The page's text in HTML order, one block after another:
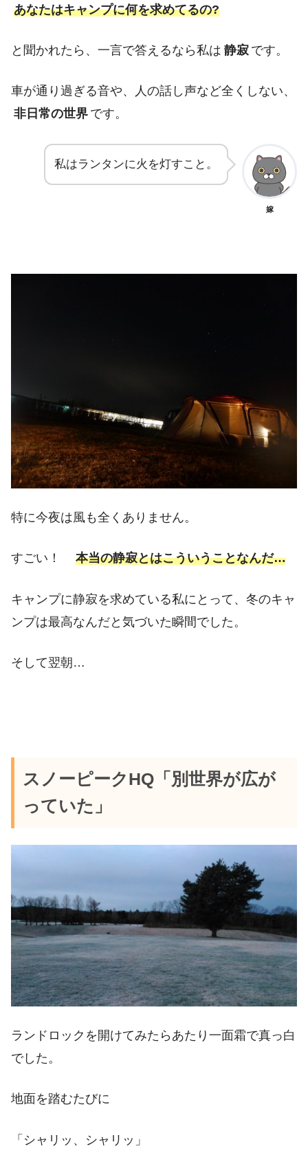
あなたはキャンプに何を求めてるの?
と聞かれたら、一言で答えるなら私は 静寂 です。
車が通り過ぎる音や、人の話し声など全くしない、
非日常の世界 です。
私はランタンに火を灯すこと。
嫁
特に今夜は風も全くありません。
すごい！ 本当の静寂とはこういうことなんだ…
キャンプに静寂を求めている私にとって、冬のキャ
ンプは最高なんだと気づいた瞬間でした。
そして翌朝…
スノーピークHQ「別世界が広が
っていた」
ランドロックを開けてみたらあたり一面霜で真っ白
でした。
地面を踏むたびに
「シャリッ、シャリッ」